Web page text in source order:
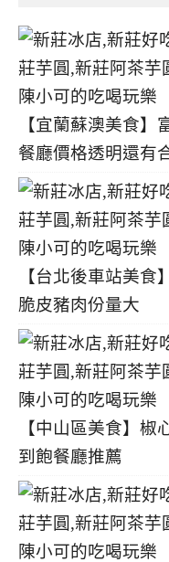
【宜蘭蘇澳美食】
餐廳價格透明還有
【台北後車站美
脆皮豬肉份量大
【中山區美食】
到飽餐廳推薦